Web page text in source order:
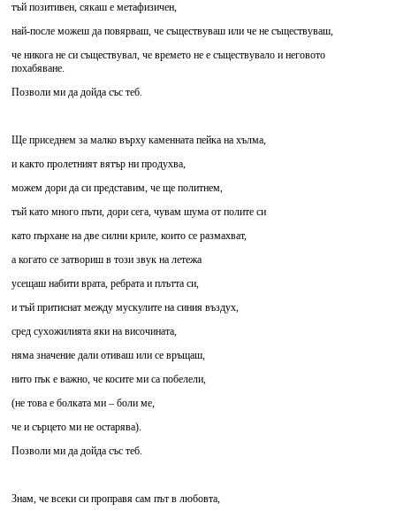
тъй позитивен, сякаш е метафизичен,
най-после можеш да повярваш, че съществуваш или че не съществуваш,
че никога не си съществувал, че времето не е съществувало и неговото
похабяване.
Позволи ми да дойда със теб.
Ще приседнем за малко върху каменната пейка на хълма,
и както пролетният вятър ни продухва,
можем дори да си представим, че ще политнем,
тъй като много пъти, дори сега, чувам шума от полите си
като пърхане на две силни криле, които се размахват,
а когато се затвориш в този звук на летежа
усещаш набити врата, ребрата и плътта си,
и тъй притиснат между мускулите на синия въздух,
сред сухожилията яки на височината,
няма значение дали отиваш или се връщаш,
нито пък е важно, че косите ми са побелели,
(не това е болката ми – боли ме,
че и сърцето ми не остарява).
Позволи ми да дойда със теб.
Знам, че всеки си проправя сам път в любовта,